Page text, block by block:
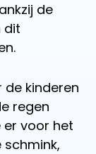
de
dit
de kinderen
regen
er voor het